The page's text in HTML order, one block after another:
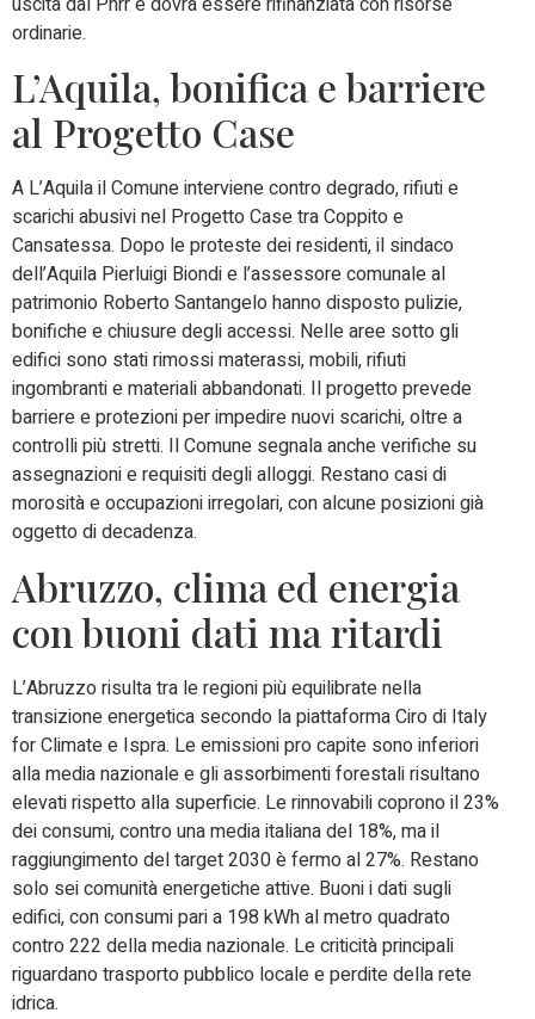
ordinarie.
L’Aquila, bonifica e barriere
al Progetto Case
A L’Aquila il Comune interviene contro degrado, rifiuti e
scarichi abusivi nel Progetto Case tra Coppito e
Cansatessa. Dopo le proteste dei residenti, il sindaco
dell’Aquila Pierluigi Biondi e l’assessore comunale al
patrimonio Roberto Santangelo hanno disposto pulizie,
bonifiche e chiusure degli accessi. Nelle aree sotto gli
edifici sono stati rimossi materassi, mobili, rifiuti
ingombranti e materiali abbandonati. Il progetto prevede
barriere e protezioni per impedire nuovi scarichi, oltre a
controlli più stretti. Il Comune segnala anche verifiche su
assegnazioni e requisiti degli alloggi. Restano casi di
morosità e occupazioni irregolari, con alcune posizioni già
oggetto di decadenza.
Abruzzo, clima ed energia
con buoni dati ma ritardi
L’Abruzzo risulta tra le regioni più equilibrate nella
transizione energetica secondo la piattaforma Ciro di Italy
for Climate e Ispra. Le emissioni pro capite sono inferiori
alla media nazionale e gli assorbimenti forestali risultano
elevati rispetto alla superficie. Le rinnovabili coprono il 23%
dei consumi, contro una media italiana del 18%, ma il
raggiungimento del target 2030 è fermo al 27%. Restano
solo sei comunità energetiche attive. Buoni i dati sugli
edifici, con consumi pari a 198 kWh al metro quadrato
contro 222 della media nazionale. Le criticità principali
riguardano trasporto pubblico locale e perdite della rete
idrica.